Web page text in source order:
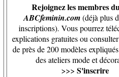
Rejoignez les membres
ABCfeminin.com(déjà plus
inscriptions). Vous pourrez
explications gratuites ou
de près de 200 modèles
des ateliers mode et
>>> S'inscrire